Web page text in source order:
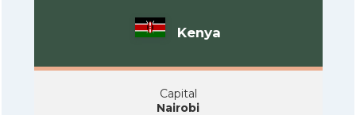
Kenya
Capital
Nairobi